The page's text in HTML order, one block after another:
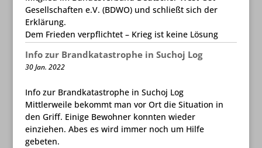
Gesellschaften e.V. (BDWO) und schließt sich der
Erklärung.
Dem Frieden verpflichtet – Krieg ist keine Lösung
Info zur Brandkatastrophe in Suchoj Log
30 Jan. 2022
Info zur Brandkatastrophe in Suchoj Log
Mittlerweile bekommt man vor Ort die Situation in
den Griff. Einige Bewohner konnten wieder
einziehen. Abes es wird immer noch um Hilfe
gebeten.